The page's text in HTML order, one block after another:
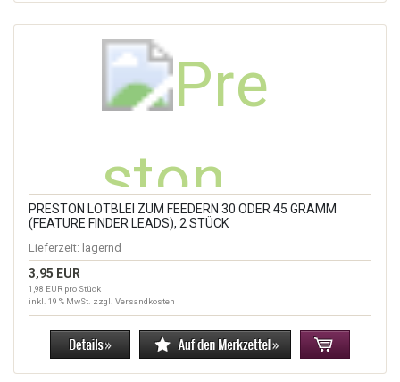
PRESTON LOTBLEI ZUM FEEDERN 30 ODER 45 GRAMM
(FEATURE FINDER LEADS), 2 STÜCK
Lieferzeit: lagernd
3,95 EUR
1,98 EUR pro Stück
inkl. 19 % MwSt. zzgl. Versandkosten